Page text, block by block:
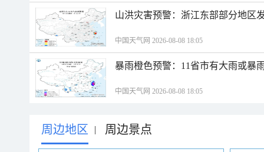
山洪灾害预警：浙江东部部分地区
中国天气网 2026-08-08 18:05
暴雨橙色预警：11省市有大雨或暴
中国天气网 2026-08-08 18:05
周边地区 | 周边景点